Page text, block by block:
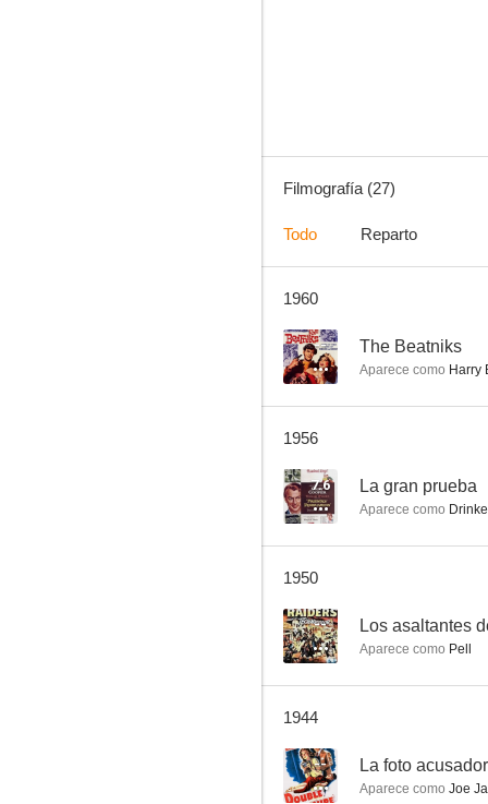
--
Filmografía (27)
Todo Reparto
1960
-- The Beatniks
Aparece como Harry
1956
7.6 La gran prueba
Aparece como
1950
-- Los asaltantes
Aparece como Pell
1944
-- La foto
Aparece como Joe